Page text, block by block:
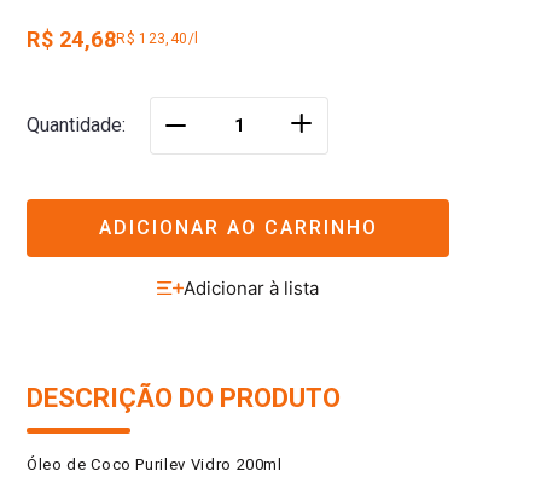
R$ 24,68R$ 123,40/l
Quantidade ＋
ADICIONAR AO CARRINHO
DESCRIÇÃO DO PRODUTO
Óleo de Coco Purilev Vidro 200ml